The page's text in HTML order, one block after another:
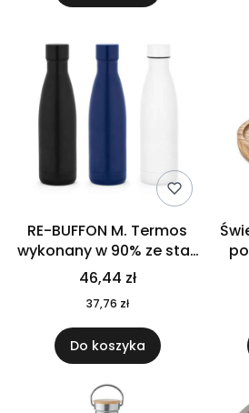
RE-BUFFON M. Termos
wykonany w 90% ze stali
nierdzewnej
pochodzącej z
recyklingu 520 ml 94294
46,44 zł
37,76 zł
Do koszyka